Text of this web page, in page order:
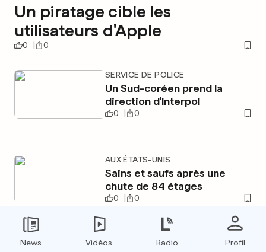
Un piratage cible les
utilisateurs d'Apple
0 0
SERVICE DE POLICE
Un Sud-coréen prend la
direction d'Interpol
0 0
AUX ÉTATS-UNIS
Sains et saufs après une
chute de 84 étages
0 0
News Vidéos Radio Profil